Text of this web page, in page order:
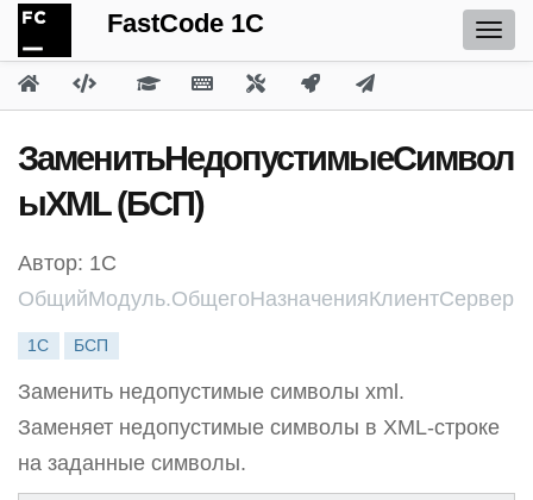
FastCode 1C
ЗаменитьНедопустимыеСимвол
ыXML (БСП)
Автор: 1С
ОбщийМодуль.ОбщегоНазначенияКлиентСервер
1С БСП
Заменить недопустимые символы xml.
Заменяет недопустимые символы в XML-строке
на заданные символы.